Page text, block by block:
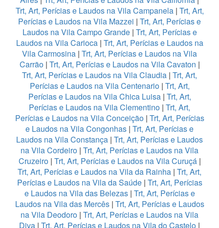
Trt, Art, Perícias e Laudos na Vila Campanela| Trt, Art,
Perícias e Laudos na Vila Mazzei | Trt, Art, Perícias e
Laudos na Vila Campo Grande| Trt, Art, Perícias e
Laudos na Vila Carioca| Trt, Art, Perícias e Laudos na
Vila Carmosina | Trt, Art, Perícias e Laudos na Vila
Carrão| Trt, Art, Perícias e Laudos na Vila Cavaton |
Trt, Art, Perícias e Laudos na Vila Claudia | Trt, Art,
Perícias e Laudos na Vila Centenario| Trt, Art,
Perícias e Laudos na Vila Chica Luisa | Trt, Art,
Perícias e Laudos na Vila Clementino | Trt, Art,
Perícias e Laudos na Vila Conceição| Trt, Art, Perícias
e Laudos na Vila Congonhas | Trt, Art, Perícias e
Laudos na Vila Constança | Trt, Art, Perícias e Laudos
na Vila Cordeiro | Trt, Art, Perícias e Laudos na Vila
Cruzeiro | Trt, Art, Perícias e Laudos na Vila Curuçá |
Trt, Art, Perícias e Laudos na Vila da Rainha | Trt, Art,
Perícias e Laudos na Vila da Saúde| Trt, Art, Perícias
e Laudos na Vila das Belezas| Trt, Art, Perícias e
Laudos na Vila das Mercês| Trt, Art, Perícias e Laudos
na Vila Deodoro | Trt, Art, Perícias e Laudos na Vila
Diva | Trt, Art, Perícias e Laudos na Vila do Castelo |